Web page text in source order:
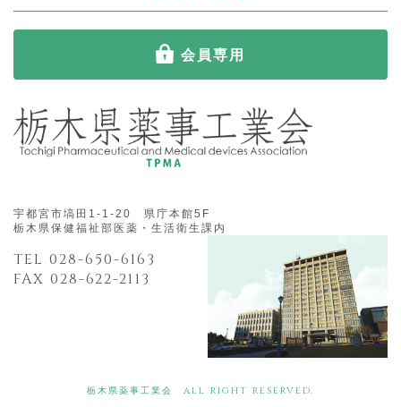
会員専用
宇都宮市塙田1-1-20 県庁本館5F
栃木県保健福祉部医薬・生活衛生課内
TEL 028-650-6163
FAX 028-622-2113
栃木県薬事工業会 ALL RIGHT RESERVED.